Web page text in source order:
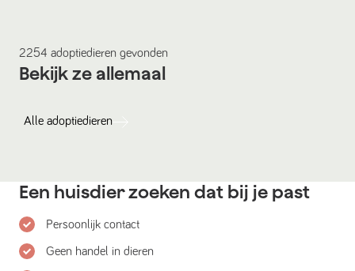
2254 adoptiedieren gevonden
Bekijk ze allemaal
Alle adoptiedieren
Een huisdier zoeken dat bij je past
Persoonlijk contact
Geen handel in dieren